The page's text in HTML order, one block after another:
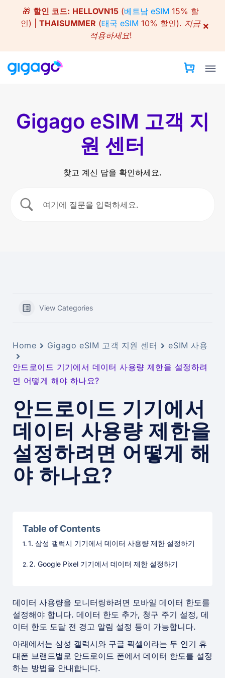
content
🎁 할인 코드: HELLOVN15(베트남 eSIM 15% 할
인) | THAISUMMER (태국 eSIM 10% 할인). 지금
적용하세요!
×
Gigago eSIM 고객 지
원 센터
찾고 계신 답을 확인하세요.
View Categories
Home Gigago eSIM 고객 지원 센터 eSIM 사용
안드로이드 기기에서 데이터 사용량 제한을 설정하려
면 어떻게 해야 하나요?
안드로이드 기기에서
데이터 사용량 제한을
설정하려면 어떻게 해
야 하나요?
Table of Contents
1. 삼성 갤럭시 기기에서 데이터 사용량 제한 설정하기
2. Google Pixel 기기에서 데이터 제한 설정하기
데이터 사용량을 모니터링하려면 모바일 데이터 한도를
설정해야 합니다. 데이터 한도 추가, 청구 주기 설정, 데
이터 한도 도달 전 경고 알림 설정 등이 가능합니다.
아래에서는 삼성 갤럭시와 구글 픽셀이라는 두 인기 휴
대폰 브랜드별로 안드로이드 폰에서 데이터 한도를 설정
하는 방법을 안내합니다.